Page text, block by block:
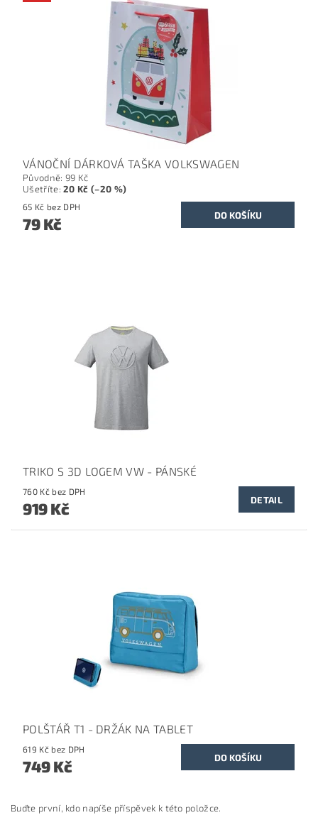
VÁNOČNÍ DÁRKOVÁ TAŠKA VOLKSWAGEN
Původně: 99 Kč
Ušetříte:20 Kč (–20 %)
65 Kč bez DPH
79 Kč
TRIKO S 3D LOGEM VW - PÁNSKÉ
760 Kč bez DPH
919 Kč DETAIL
POLŠTÁŘ T1 - DRŽÁK NA TABLET
619 Kč bez DPH
749 Kč
Buďte první, kdo napíše příspěvek k této položce.